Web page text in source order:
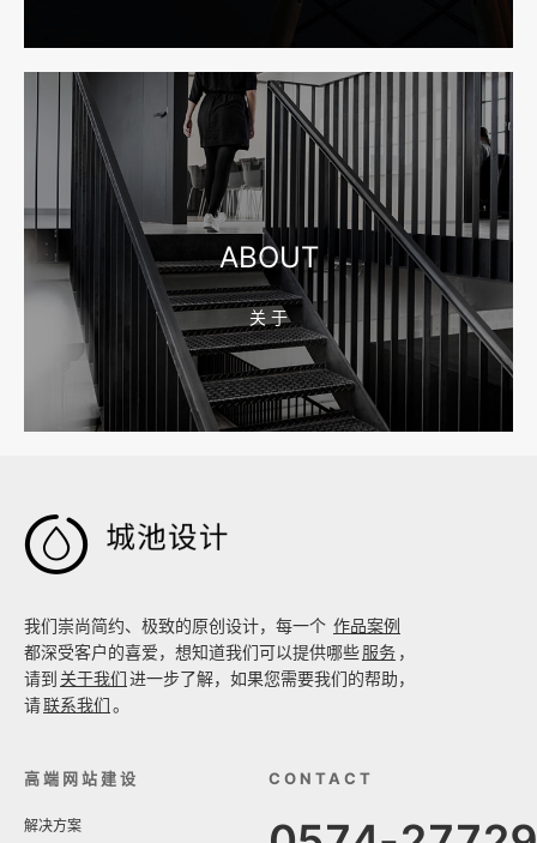
宁波网站建设报价怎么看？合同、源码和后台要先写清
2026-08-04 17:55:09
宁波制造业网站建设公司怎么选？先看产品询盘字段
2026-08-02 17:58:44
工厂短视频拍摄后，怎样放进官网帮助客户判断实力
ABOUT
关 于

我们崇尚简约、极致的原创设计，每一个 作品案例
都深受客户的喜爱，想知道我们可以提供哪些服务 ，
请到 关于我们进一步了解，如果您需要我们的帮助，
请联系我们。
高端网站建设
解决方案
CONTACT